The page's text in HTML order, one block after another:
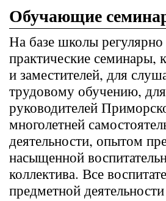
Обучающие
На базе школы
практические семинары,
и заместителей, для
трудовому обучению,
руководителей
многолетней
деятельности, опытом
насыщенной
коллектива. Все
предметной деятельности